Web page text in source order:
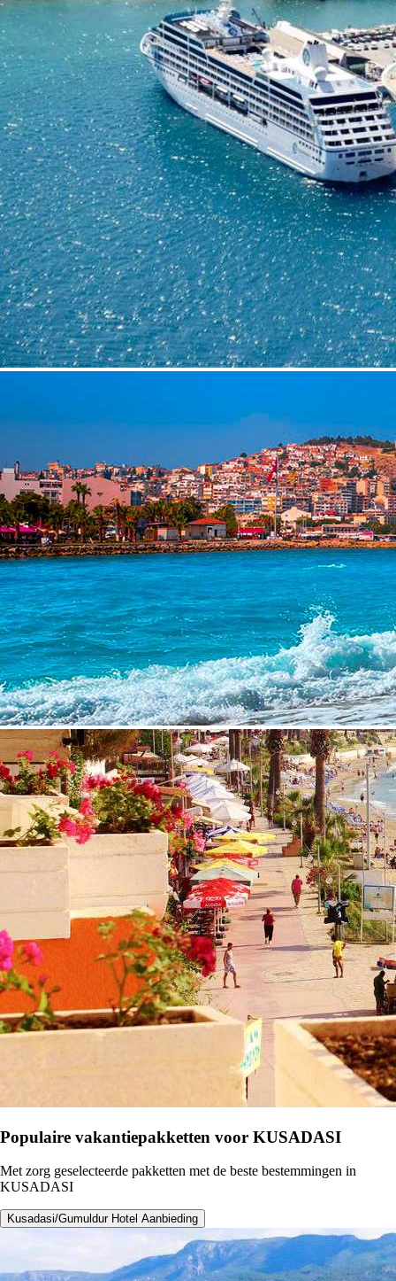
Populaire vakantiepakketten voor KUSADASI
Met zorg geselecteerde pakketten met de beste bestemmingen in
KUSADASI
Kusadasi/Gumuldur Hotel Aanbieding